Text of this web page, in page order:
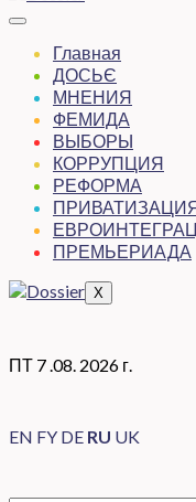
Главная
ДОСЬЄ
МНЕНИЯ
ФЕМИДА
ВЫБОРЫ
КОРРУПЦИЯ
РЕФОРМА
ПРЕМЬЕРИАДА
X
ПТ 7 .08. 2026 г.
EN FY DE RU UK